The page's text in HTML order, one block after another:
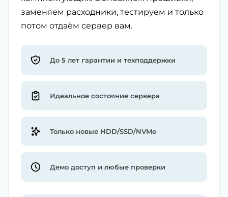
заменяем расходники, тестируем и только
потом отдаём сервер вам.
До 5 лет гарантии и техподдержки
Идеальное состояние сервера
Только новые HDD/SSD/NVMe
Демо доступ и любые проверки